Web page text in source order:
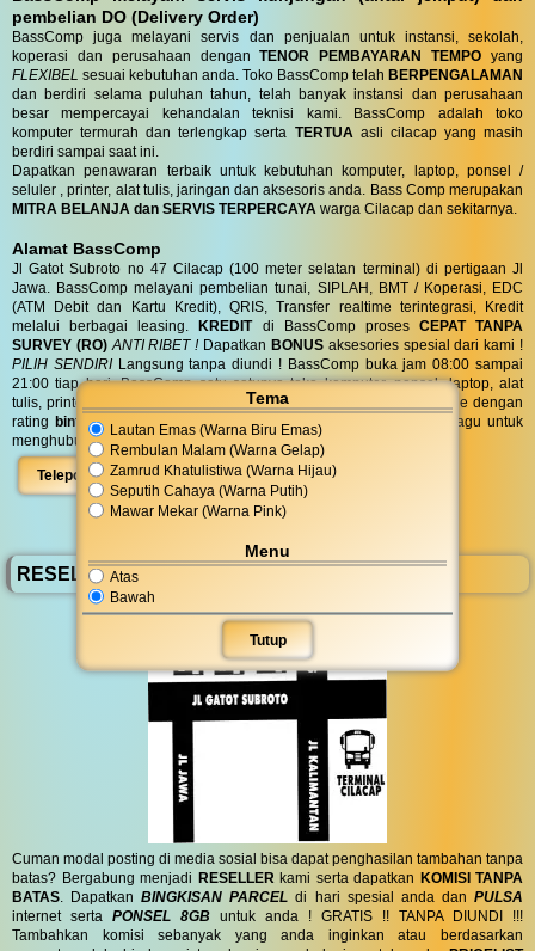
Tema
Lautan Emas (Warna Biru Emas)
Rembulan Malam (Warna Gelap)
Zamrud Khatulistiwa (Warna Hijau)
Seputih Cahaya (Warna Putih)
Mawar Mekar (Warna Pink)
Menu
Atas
Bawah
Tutup
pembelian DO (Delivery Order)
BassComp juga melayani servis dan penjualan untuk instansi, sekolah,
koperasi dan perusahaan denganTENOR PEMBAYARAN TEMPO yang
FLEXIBEL sesuai kebutuhan anda. Toko BassComp telah BERPENGALAMAN
dan berdiri selama puluhan tahun, telah banyak instansi dan perusahaan
besar mempercayai kehandalan teknisi kami. BassComp adalah toko
komputer termurah dan terlengkap serta TERTUAasli cilacap yang masih
berdiri sampai saat ini.
Dapatkan penawaran terbaik untuk kebutuhan komputer, laptop, ponsel /
seluler , printer, alat tulis, jaringan dan aksesoris anda. Bass Comp merupakan
MITRA BELANJA dan SERVIS TERPERCAYA warga Cilacap dan sekitarnya.
Alamat BassComp
Jl Gatot Subroto no 47 Cilacap (100 meter selatan terminal) di pertigaan Jl
Jawa. BassComp melayani pembelian tunai, SIPLAH, BMT / Koperasi, EDC
(ATM Debit dan Kartu Kredit), QRIS, Transfer realtime terintegrasi, Kredit
melalui berbagai leasing.
KREDITdi BassComp proses CEPAT TANPA
SURVEY (RO) ANTI RIBET !Dapatkan BONUSaksesories spesial dari kami !
PILIH SENDIRILangsung tanpa diundi ! BassComp buka jam 08:00 sampai
21:00 tiap hari. BassComp satu satunya toko komputer, ponsel, laptop, alat
tulis, printer, jaringan dan aksesoris yang paling favorit dicari google dengan
rating bintang 4.6/5 dari 595 ulasanuntuk area Cilacap. Jangan ragu untuk
menghubungi kami di 08 5756 111 777 atau dengan klik :
Telepon WhatsApp Peta
RESELLER BassComp
Cuman modal posting di media sosial bisa dapat penghasilan tambahan tanpa
batas? Bergabung menjadi RESELLERkami serta dapatkan KOMISI TANPA
BATAS. DapatkanBINGKISAN PARCEL di hari spesial anda danPULSA
internet serta PONSEL 8GB untuk anda ! GRATIS !! TANPA DIUNDI !!!
Tambahkan komisi sebanyak yang anda inginkan atau berdasarkan